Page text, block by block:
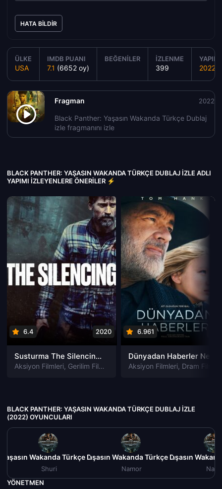
HATA BILDIR
ÜLKE
USA
IMDB PUANI
7.1 (6652 oy)
BEĞENILER İZLENME
399
YAPIM
2022
Fragman
Black Panther: Yaşasın Wakanda Türkçe Dublaj
izle fragmanını izle
2022
BLACK PANTHER: YAŞASIN WAKANDA TÜRKÇE DUBLAJ IZLE ADLI
YAPIMI İZLEYENLERE ÖNERILER ⚡
6.4 2020
Susturma The Silencing izle
Aksiyon Filmleri, Gerilim Filmleri Gizem Filmleri,Suç Filmleri
6.961
Aksiyon Filmleri, Dram Filmleri
BLACK PANTHER: YAŞASIN WAKANDA TÜRKÇE DUBLAJ IZLE
(2022) OYUNCULARI
Wakanda Türkçe Dublaj izle (2022)
Shuri
Black Panther: Yaşasın Wakanda Türkçe Dublaj izle
Namor
Black Panther: Yaşasın Black
YÖNETMEN